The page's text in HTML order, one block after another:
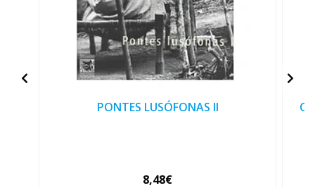
PONTES LUSÓFONAS II
8,48€